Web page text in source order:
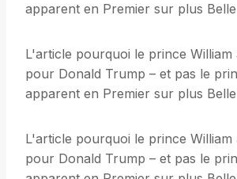
apparent en Premier sur plus Belle
L'article pourquoi le prince William
pour Donald Trump – et pas le
apparent en Premier sur plus Belle
L'article pourquoi le prince William
pour Donald Trump – et pas le